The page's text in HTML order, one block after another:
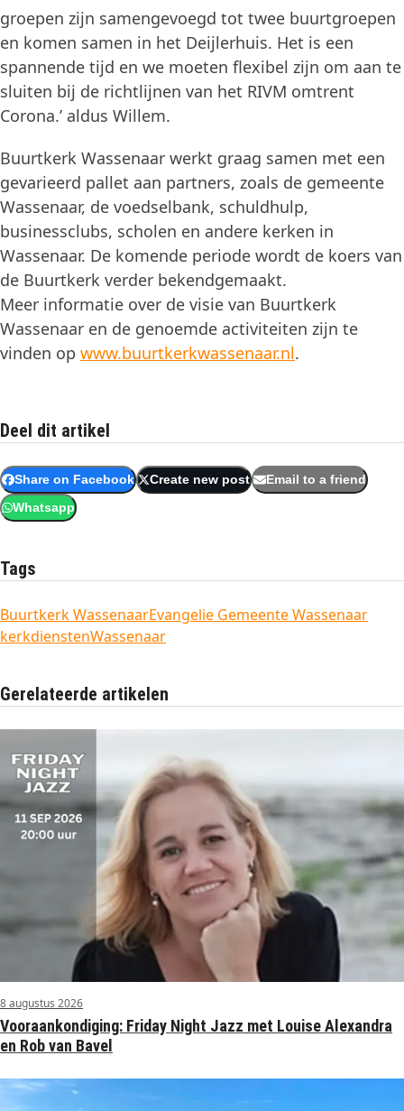
groepen zijn samengevoegd tot twee buurtgroepen
en komen samen in het Deijlerhuis. Het is een
spannende tijd en we moeten flexibel zijn om aan te
sluiten bij de richtlijnen van het RIVM omtrent
Corona.’ aldus Willem.
Buurtkerk Wassenaar werkt graag samen met een
gevarieerd pallet aan partners, zoals de gemeente
Wassenaar, de voedselbank, schuldhulp,
businessclubs, scholen en andere kerken in
Wassenaar. De komende periode wordt de koers van
de Buurtkerk verder bekendgemaakt.
Meer informatie over de visie van Buurtkerk
Wassenaar en de genoemde activiteiten zijn te
vinden op www.buurtkerkwassenaar.nl.
Deel dit artikel
Share on Facebook Create new post Email to a friend
Whatsapp
Tags
Buurtkerk WassenaarEvangelie Gemeente Wassenaar
kerkdienstenWassenaar
Gerelateerde artikelen
8 augustus 2026
Vooraankondiging: Friday Night Jazz met Louise Alexandra
en Rob van Bavel